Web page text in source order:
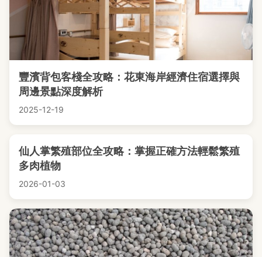
豐濱背包客棧全攻略：花東海岸經濟住宿選擇與
周邊景點深度解析
2025-12-19
仙人掌繁殖部位全攻略：掌握正確方法輕鬆繁殖
多肉植物
2026-01-03